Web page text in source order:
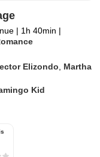
| 1h 40min |
Elizondo
Martha
Kid